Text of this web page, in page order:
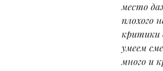
место
плохого
критики
умеем
много и